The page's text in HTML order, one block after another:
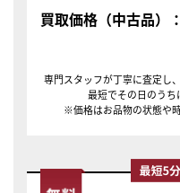
買取価格（中古品）：
専門スタッフが丁寧に査定し
最短でその日のうち
※価格はお品物の状態や